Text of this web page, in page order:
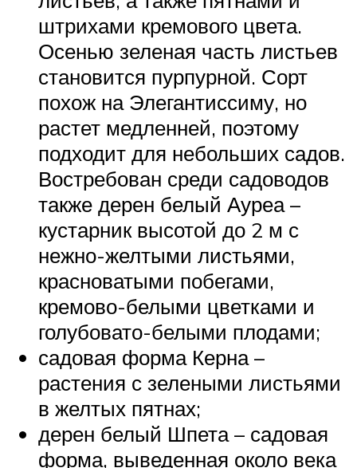
штрихами кремового цвета.
Осенью зеленая часть листьев
становится пурпурной. Сорт
похож на Элегантиссиму, но
растет медленней, поэтому
подходит для небольших садов.
Востребован среди садоводов
также дерен белый Ауреа –
кустарник высотой до 2 м с
нежно-желтыми листьями,
красноватыми побегами,
кремово-белыми цветками и
голубовато-белыми плодами;
садовая форма Керна –
растения с зелеными листьями
в желтых пятнах;
дерен белый Шпета – садовая
форма, выведенная около века